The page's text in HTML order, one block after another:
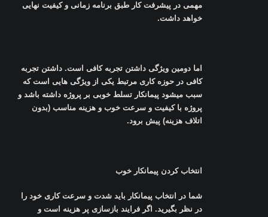
مهمی در پیشرفت کار طبق برنامه زمانی و کیفیت نهایی
خواهد داشت.
اما دومین ویژگی داشتن تجربه کافی است. داشتن تجربه
کافی در حوزه کاری مرتبط یکی از ویژگی‌ هایی است که
سبب میشود پیمانکار تسلط خوبی بر پروژه داشته باشد و
پروژه با کیفیت و سرعت خوب و هزینه مناسب (بدون
اتلاف هزینه) پیش برود.
انتخاب کردن پیمانکار خوب
شما در انتخاب پیمانکار باید شدت و سرعت کاری خود را
در نظر بگیرید. اگر فرایند بازسازی پر هزینه است و